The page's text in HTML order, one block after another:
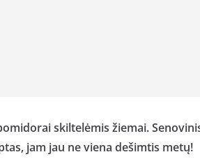
skiltelėmis žiemai.
jam jau ne viena dešimtis metų!